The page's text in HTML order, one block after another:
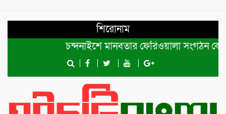
শিরোনাম
চন্দনাইশে মানবতার ফেরিওয়ালা সংগঠন কেন্দ্রীয়